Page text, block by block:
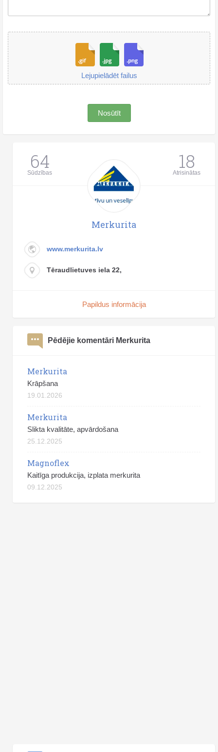
Lejupielādēt failus
Nosūtīt
64
Sūdzības 18
Atrisinātas
Merkurita
www.merkurita.lv
Tēraudlietuves iela 22,
Papildus informācija
Pēdējie komentāri Merkurita
Merkurita
Krāpšana
19.01.2026
Merkurita
Slikta kvalitāte, apvārdošana
25.12.2025
Magnoflex
Kaitīga produkcija, izplata merkurita
09.12.2025